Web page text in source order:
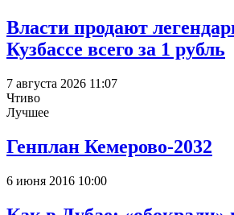
Власти продают
Кузбассе всего за 1 рубль
7 августа 2026 11:07
Чтиво
Лучшее
Генплан Кемерово-2032
6 июня 2016 10:00